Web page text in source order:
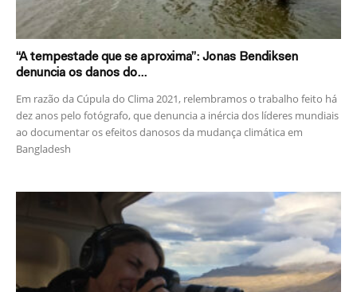
“A tempestade que se aproxima”: Jonas Bendiksen
denuncia os danos do...
Em razão da Cúpula do Clima 2021, relembramos o trabalho feito há
dez anos pelo fotógrafo, que denuncia a inércia dos líderes mundiais
ao documentar os efeitos danosos da mudança climática em
Bangladesh